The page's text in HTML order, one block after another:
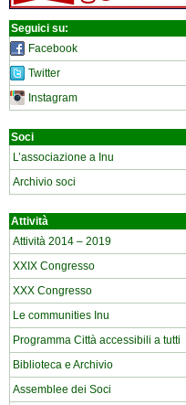
Seguici su:
Facebook
Twitter
Instagram
Soci
L’associazione a Inu
Archivio soci
Attività
Attività 2014 – 2019
XXIX Congresso
XXX Congresso
Le communities Inu
Programma Città accessibili a tutti
Biblioteca e Archivio
Assemblee dei Soci